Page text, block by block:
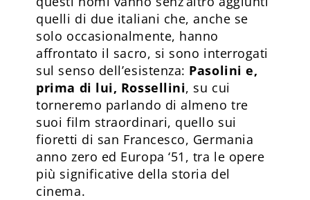
quelli di due italiani che, anche se
solo occasionalmente, hanno
affrontato il sacro, si sono interrogati
sul senso dell’esistenza: Pasolini e,
prima di lui, Rossellini, su cui
torneremo parlando di almeno tre
suoi film straordinari, quello sui
fioretti di san Francesco, Germania
anno zero ed Europa ‘51, tra le opere
più significative della storia del
cinema.